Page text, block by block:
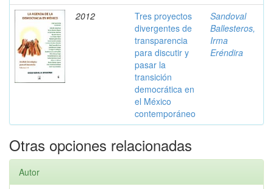
2012
Tres proyectos
divergentes de
transparencia
para discutir y
pasar la
transición
democrática en
el México
contemporáneo
Sandoval
Ballesteros,
Irma
Eréndira
Otras opciones relacionadas
Autor